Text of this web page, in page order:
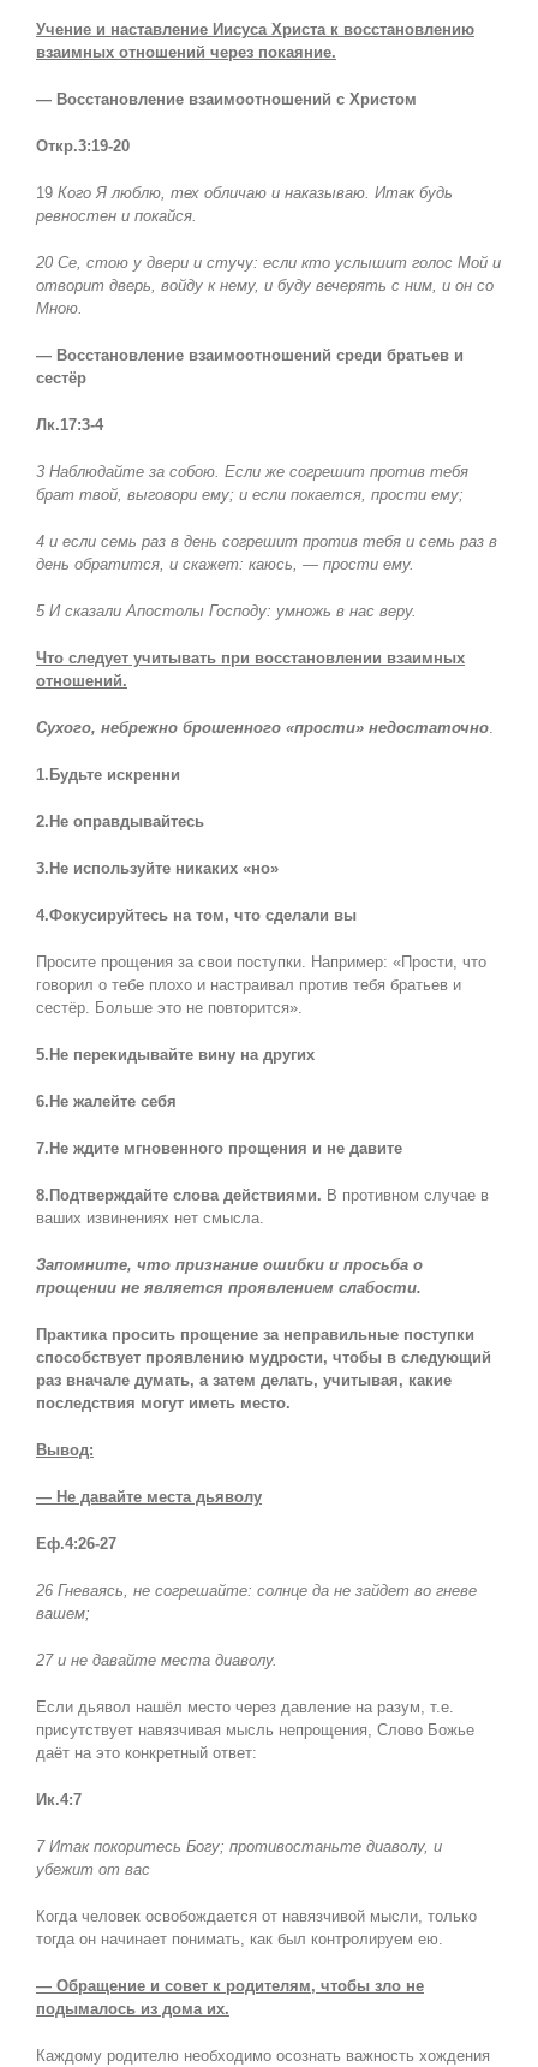
Учение и наставление Иисуса Христа к восстановлению
взаимных отношений через покаяние.
— Восстановление взаимоотношений с Христом
Откр.3:19-20
19 Кого Я люблю, тех обличаю и наказываю. Итак будь
ревностен и покайся.
20 Се, стою у двери и стучу: если кто услышит голос Мой и
отворит дверь, войду к нему, и буду вечерять с ним, и он со
Мною.
— Восстановление взаимоотношений среди братьев и
сестёр
Лк.17:3-4
3 Наблюдайте за собою. Если же согрешит против тебя
брат твой, выговори ему; и если покается, прости ему;
4 и если семь раз в день согрешит против тебя и семь раз в
день обратится, и скажет: каюсь, — прости ему.
5 И сказали Апостолы Господу: умножь в нас веру.
Что следует учитывать при восстановлении взаимных
отношений.
Сухого, небрежно брошенного «прости» недостаточно.
1.Будьте искренни
2.Не оправдывайтесь
3.Не используйте никаких «но»
4.Фокусируйтесь на том, что сделали вы
Просите прощения за свои поступки. Например: «Прости, что
говорил о тебе плохо и настраивал против тебя братьев и
сестёр. Больше это не повторится».
5.Не перекидывайте вину на других
6.Не жалейте себя
7.Не ждите мгновенного прощения и не давите
8.Подтверждайте слова действиями. В противном случае в
ваших извинениях нет смысла.
Запомните, что признание ошибки и просьба о
прощении не является проявлением слабости.
Практика просить прощение за неправильные поступки
способствует проявлению мудрости, чтобы в следующий
раз вначале думать, а затем делать, учитывая, какие
последствия могут иметь место.
Вывод:
— Не давайте места дьяволу
Еф.4:26-27
26 Гневаясь, не согрешайте: солнце да не зайдет во гневе
вашем;
27 и не давайте места диаволу.
Если дьявол нашёл место через давление на разум, т.е.
присутствует навязчивая мысль непрощения, Слово Божье
даёт на это конкретный ответ:
Ик.4:7
7 Итак покоритесь Богу; противостаньте диаволу, и
убежит от вас
Когда человек освобождается от навязчивой мысли, только
тогда он начинает понимать, как был контролируем ею.
— Обращение и совет к родителям, чтобы зло не
подымалось из дома их.
Каждому родителю необходимо осознать важность хождения